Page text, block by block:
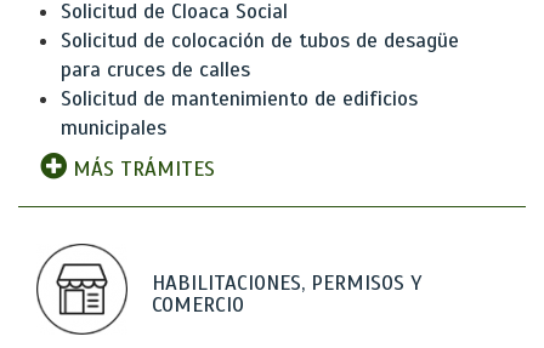
Solicitud de Cloaca Social
Solicitud de colocación de tubos de desagüe
para cruces de calles
Solicitud de mantenimiento de edificios
municipales
MÁS TRÁMITES
HABILITACIONES, PERMISOS Y
COMERCIO